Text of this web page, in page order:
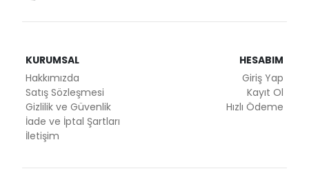
KURUMSAL
Hakkımızda
Satış Sözleşmesi
Gizlilik ve Güvenlik
İade ve İptal Şartları
İletişim
HESABIM
Giriş Yap
Kayıt Ol
Hızlı Ödeme